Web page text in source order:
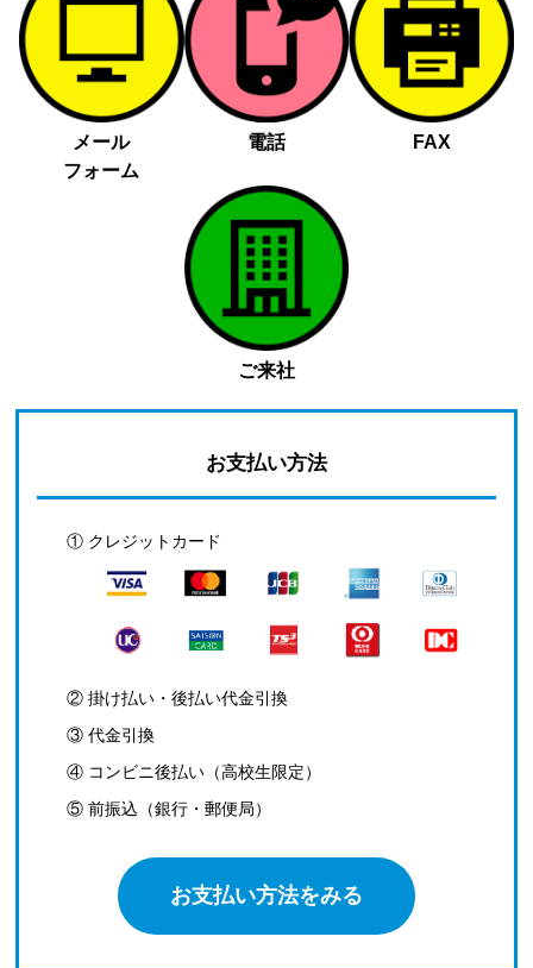
メール
フォーム
電話 FAX
ご来社
お支払い方法
① クレジットカード
② 掛け払い・後払い代金引換
③ 代金引換
④ コンビニ後払い（高校生限定）
⑤ 前振込（銀行・郵便局）
お支払い方法をみる